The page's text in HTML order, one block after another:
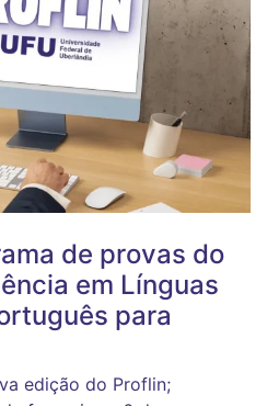
de provas do
em Línguas
para
edição do Proflin;